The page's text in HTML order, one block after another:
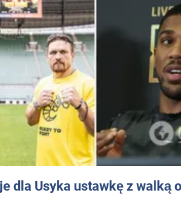
dla Usyka ustawkę z walką